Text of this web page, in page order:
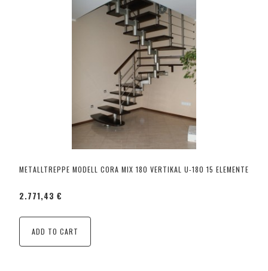
METALLTREPPE MODELL CORA MIX 180 VERTIKAL U-180 15 ELEMENTE
2.771,43 €
ADD TO CART